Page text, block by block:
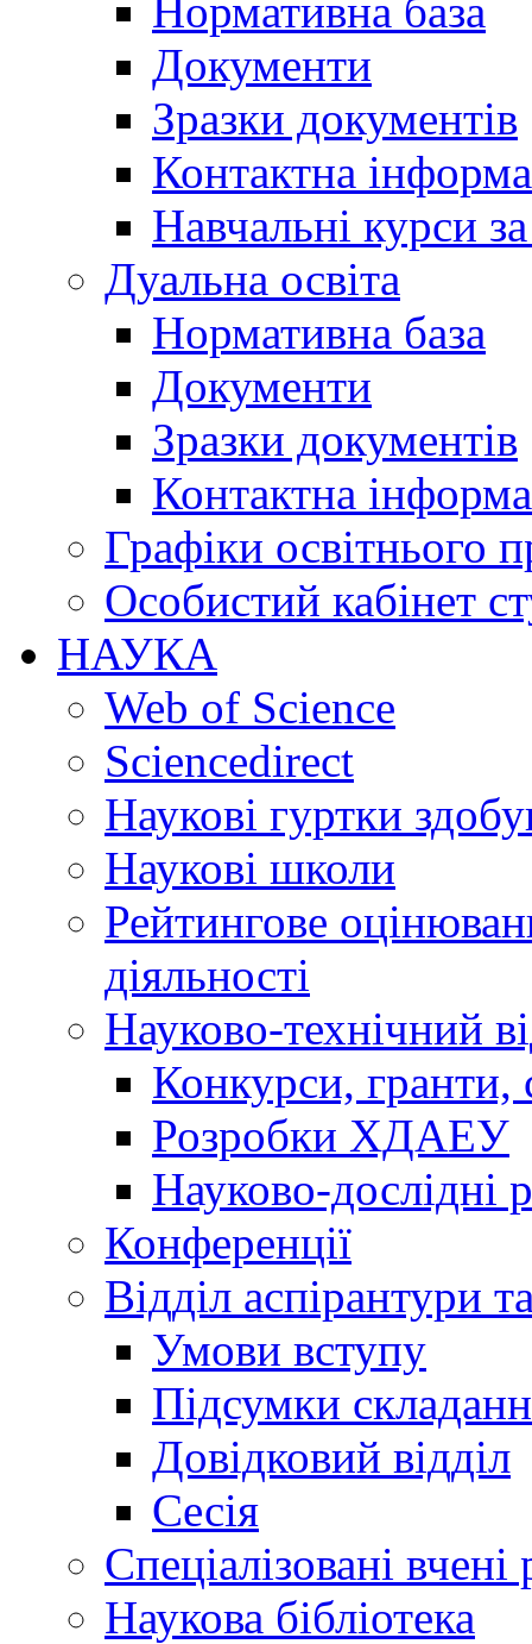
Нормативна база
Документи
Зразки документів
Контактна
Навчальні курси
Дуальна освіта
Нормативна база
Документи
Зразки документів
Контактна
Графіки освітнього
Особистий кабінет
НАУКА
Web of Science
Sciencedirect
Наукові гуртки
Наукові школи
Рейтингове
діяльності
Науково-технічний
Конкурси, гранти,
Розробки ХДАЕУ
Науково-дослідні
Конференції
Відділ аспірантури
Умови вступу
Підсумки
Довідковий відділ
Сесія
Спеціалізовані вчені
Наукова бібліотека